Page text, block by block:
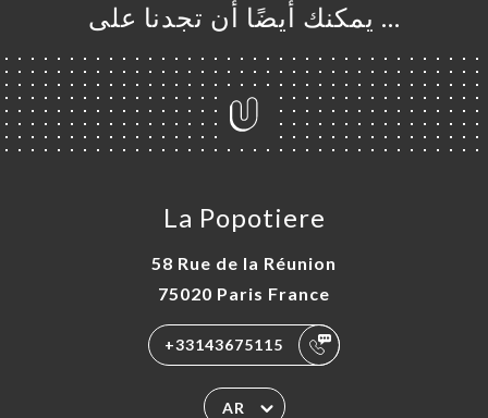
… يمكنك أيضًا أن تجدنا على
La Popotiere
58 Rue de la Réunion
75020 Paris France
+33143675115
AR